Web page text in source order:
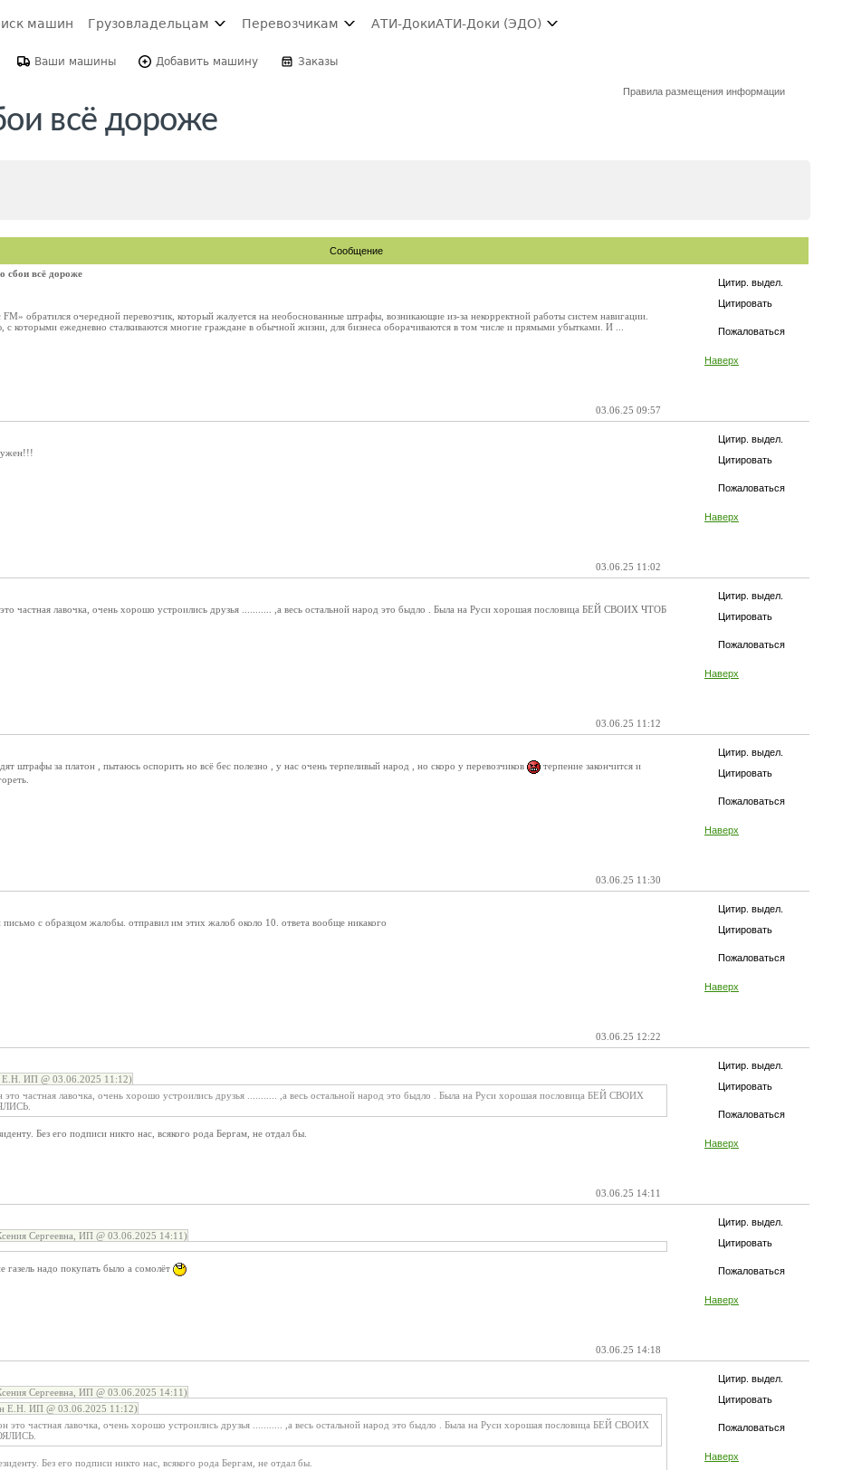
машин Грузовладельцам Перевозчикам АТИ-ДокиАТИ-Доки (ЭДО)
Ваши машины Добавить машину Заказы
Правила размещения информации
всё дороже
Сообщение
Цитир. выдел.
Цитировать
Пожаловаться
Наверх
сбои всё дороже
обратился очередной перевозчик, который жалуется на необоснованные штрафы, возникающие из-за некорректной работы систем навигации.
с которыми ежедневно сталкиваются многие граждане в обычной жизни, для бизнеса оборачиваются в том числе и прямыми убытками. И ...
03.06.25 09:57
Цитир. выдел.
Цитировать
Пожаловаться
Наверх
03.06.25 11:02
Цитир. выдел.
Цитировать
Пожаловаться
Наверх
частная лавочка, очень хорошо устроились друзья ........... ,а весь остальной народ это быдло . Была на Руси хорошая пословица БЕЙ СВОИХ ЧТОБ
03.06.25 11:12
Цитир. выдел.
Цитировать
Пожаловаться
Наверх
штрафы за платон , пытаюсь оспорить но всё бес полезно , у нас очень терпеливый народ , но скоро у перевозчиков
терпение закончится и
03.06.25 11:30
Цитир. выдел.
Цитировать
Пожаловаться
Наверх
письмо с образцом жалобы. отправил им этих жалоб около 10. ответа вообще никакого
03.06.25 12:22
Цитир. выдел.
Цитировать
Пожаловаться
Наверх
ИП @ 03.06.2025 11:12)
это частная лавочка, очень хорошо устроились друзья ........... ,а весь остальной народ это быдло . Была на Руси хорошая пословица БЕЙ СВОИХ
Без его подписи никто нас, всякого рода Бергам, не отдал бы.
03.06.25 14:11
Цитир. выдел.
Цитировать
Пожаловаться
Наверх
Сергеевна, ИП @ 03.06.2025 14:11)
газель надо покупать было а сомолёт
03.06.25 14:18
Цитир. выдел.
Цитировать
Пожаловаться
Наверх
Сергеевна, ИП @ 03.06.2025 14:11)
Е.Н. ИП @ 03.06.2025 11:12)
это частная лавочка, очень хорошо устроились друзья ........... ,а весь остальной народ это быдло . Была на Руси хорошая пословица БЕЙ СВОИХ
Без его подписи никто нас, всякого рода Бергам, не отдал бы.